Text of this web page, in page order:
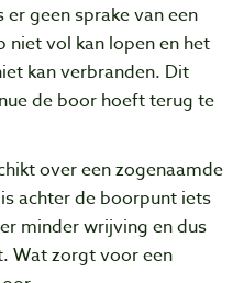
geen sprake van een
vol kan lopen en het
kan verbranden. Dit
de boor hoeft terug te
over een zogenaamde
achter de boorpunt iets
minder wrijving en dus
Wat zorgt voor een